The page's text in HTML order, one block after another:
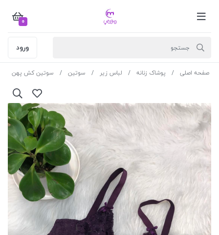
0
ورود
صفحه اصلی پوشاک زنانه لباس زیر سوتین سوتین کش پهن